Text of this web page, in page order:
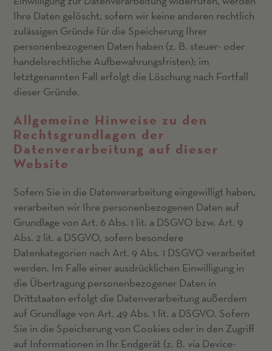
Ihre Daten gelöscht, sofern wir keine anderen rechtlich
zulässigen Gründe für die Speicherung Ihrer
personenbezogenen Daten haben (z. B. steuer- oder
handelsrechtliche Aufbewahrungsfristen); im
letztgenannten Fall erfolgt die Löschung nach Fortfall
dieser Gründe.
Allgemeine Hinweise zu den
Rechtsgrundlagen der
Datenverarbeitung auf dieser
Website
Sofern Sie in die Datenverarbeitung eingewilligt haben,
verarbeiten wir Ihre personenbezogenen Daten auf
Grundlage von Art. 6 Abs. 1 lit. a DSGVO bzw. Art. 9
Abs. 2 lit. a DSGVO, sofern besondere
Datenkategorien nach Art. 9 Abs. 1 DSGVO verarbeitet
werden. Im Falle einer ausdrücklichen Einwilligung in
die Übertragung personenbezogener Daten in
Drittstaaten erfolgt die Datenverarbeitung außerdem
auf Grundlage von Art. 49 Abs. 1 lit. a DSGVO. Sofern
Sie in die Speicherung von Cookies oder in den Zugriff
auf Informationen in Ihr Endgerät (z. B. via Device-